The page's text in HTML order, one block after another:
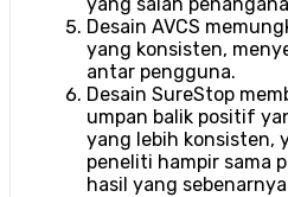
Desain AVCS
yang konsisten,
antar pengguna.
Desain SureStop
umpan balik positif
yang lebih konsisten,
peneliti hampir sama
hasil yang